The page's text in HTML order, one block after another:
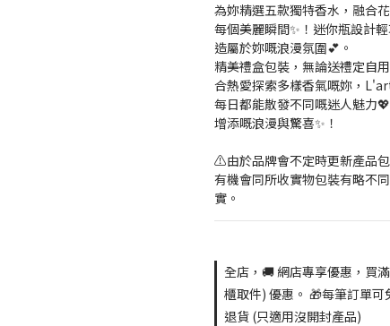
為妳精選五款獨特香水，融合
每個美麗瞬間✨！迷你瓶設計
造屬於妳嘅浪漫氛圍💕。
精美禮盒包裝，無論送禮定自
合熱愛探索多樣香氣嘅妳，
每日都能散發不同嘅迷人魅力
增添嘅浪漫與驚喜✨！
⚠️由於品牌會不定時更新產品
有機會同所收實物包裝有略不
實。
全店，🚚 網店專享優惠，買
櫃取件) 優惠。 🎁每筆訂單
退貨 (只適用沒開封產品)